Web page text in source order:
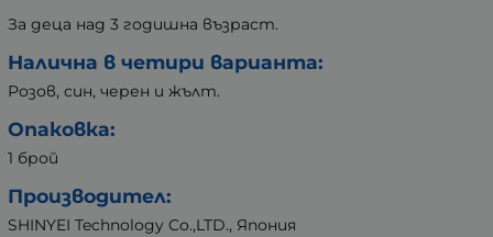
За деца над 3 годишна възраст.
Налична в четири варианта:
Розов, син, черен и жълт.
Опаковка:
1 брой
Производител:
SHINYEI Technology Co.,LTD., Япония